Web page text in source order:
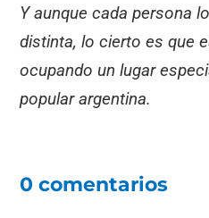
Y aunque cada persona
distinta, lo cierto es que
ocupando un lugar
popular argentina.
0 comentarios